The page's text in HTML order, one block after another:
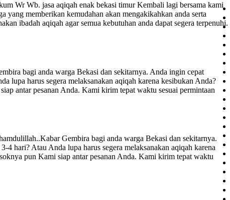
Wr Wb. jasa aqiqah enak bekasi timur Kembali lagi bersama kami
yang memberikan kemudahan akan mengakikahkan anda serta
ibadah aqiqah agar semua kebutuhan anda dapat segera terpenuhi.
bagi anda warga Bekasi dan sekitarnya. Anda ingin cepat
lupa harus segera melaksanakan aqiqah karena kesibukan Anda?
antar pesanan Anda. Kami kirim tepat waktu sesuai permintaan
Gembira bagi anda warga Bekasi dan sekitarnya.
4 hari? Atau Anda lupa harus segera melaksanakan aqiqah karena
pun Kami siap antar pesanan Anda. Kami kirim tepat waktu